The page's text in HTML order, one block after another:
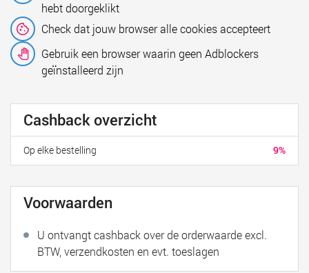
hebt doorgeklikt
Check dat jouw browser alle cookies accepteert
Gebruik een browser waarin geen Adblockers
geïnstalleerd zijn
Cashback overzicht
9%
Op elke bestelling
Voorwaarden
U ontvangt cashback over de orderwaarde excl.
BTW, verzendkosten en evt. toeslagen